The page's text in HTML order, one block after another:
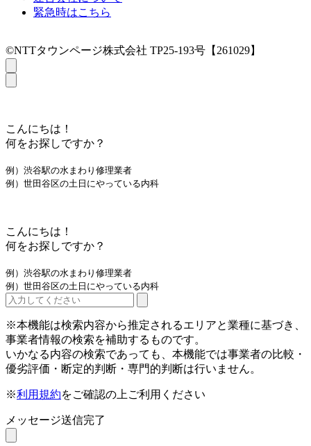
緊急時はこちら
©NTTタウンページ株式会社 TP25-193号【261029】
こんにちは！
何をお探しですか？
例）渋谷駅の水まわり修理業者
例）世田谷区の土日にやっている内科
こんにちは！
何をお探しですか？
例）渋谷駅の水まわり修理業者
例）世田谷区の土日にやっている内科
※本機能は検索内容から推定されるエリアと業種に基づき、
事業者情報の検索を補助するものです。
いかなる内容の検索であっても、本機能では事業者の比較・
優劣評価・断定的判断・専門的判断は行いません。
※利用規約をご確認の上ご利用ください
メッセージ送信完了